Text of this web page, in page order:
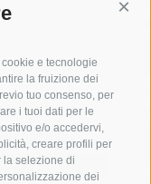
e tecnologie
la fruizione dei
tuo consenso, per
i tuoi dati per le
e/o accedervi,
creare profili per
la selezione di
dei
arresto
capri
carabinieri